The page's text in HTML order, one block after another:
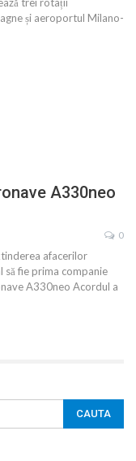
și aeroportul Milano-
A330neo
0
afacerilor
să fie prima companie
A330neo Acordul a